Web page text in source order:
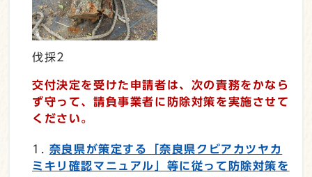
伐採2
交付決定を受けた申請者は、次の責務をかなら
ず守って、請負事業者に防除対策を実施させて
ください。
奈良県が策定する「奈良県クビアカツヤカ
ミキリ確認マニュアル」等に従って防除対策を